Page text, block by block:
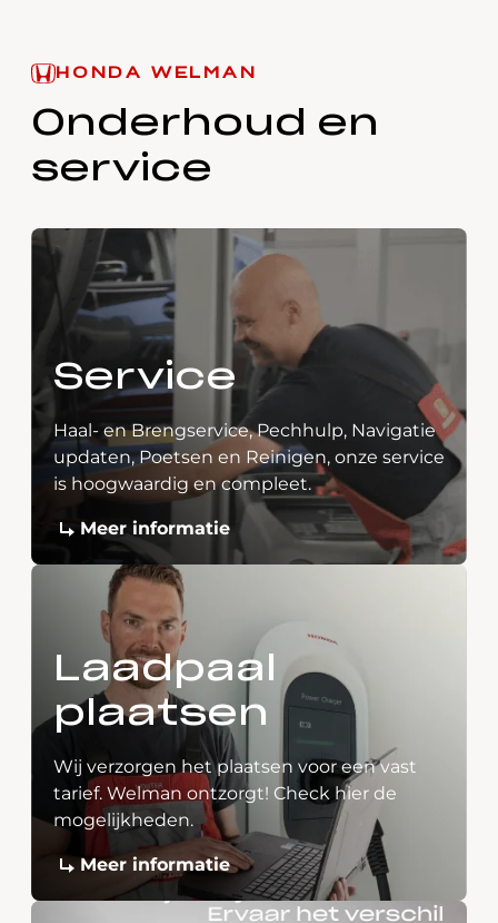
HONDA WELMAN
Onderhoud en
service
Service
Haal- en Brengservice, Pechhulp, Navigatie
updaten, Poetsen en Reinigen, onze service
is hoogwaardig en compleet.
Meer informatie
Laadpaal
plaatsen
Wij verzorgen het plaatsen voor een vast
tarief. Welman ontzorgt! Check hier de
mogelijkheden.
Meer informatie